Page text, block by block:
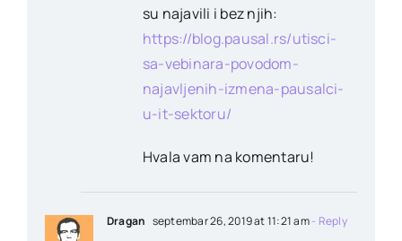
su najavili i bez njih:
https://blog.pausal.rs/utisci-
sa-vebinara-povodom-
najavljenih-izmena-pausalci-
u-it-sektoru/
Hvala vam na komentaru!
Dragan septembar 26, 2019 at 11:21 am- Reply